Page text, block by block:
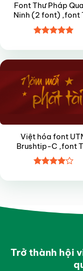
Font Thư Pháp
Ninh (2 font) ,font
hạng55
sao
Việt hóa font
Brushtip-C ,font
xếp hạng
Trở thành hội